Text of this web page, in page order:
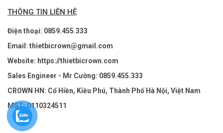
THÔNG TIN LIÊN HỆ
Điện thoại: 0859.455.333
Email: thietbicrown@gmail.com
Website: https://thietbicrown.com
Sales Engineer - Mr Cường: 0859.455.333
CROWN HN: Cổ Hiền, Kiều Phú, Thành Phố Hà Nội, Việt Nam
MST: 0110324511